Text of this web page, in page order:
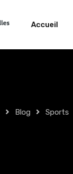
Accueil
Blog Sports